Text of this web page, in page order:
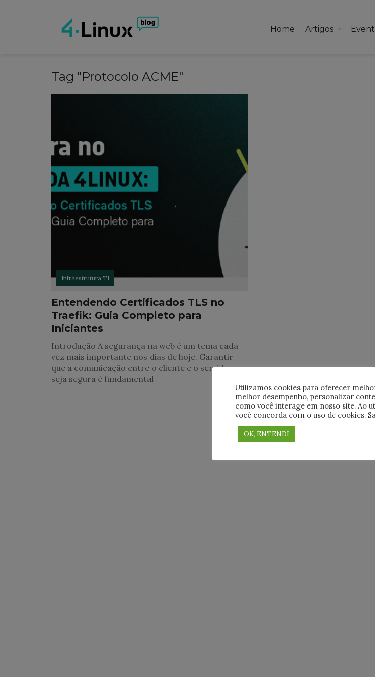
Home Artigos
Tag "Protocolo ACME"
Infraestrutura TI
Entendendo Certificados TLS no
Traefik: Guia Completo para
Iniciantes
Introdução A segurança na web é um tema cada
vez mais importante nos dias de hoje. Garantir
que a comunicação entre o cliente e o servidor
seja segura é fundamental
Utilizamos cookies para oferecer
melhor desempenho, personalizar
como você interage em nosso site. Ao
você concorda com o uso de cookies.
OK, ENTENDI